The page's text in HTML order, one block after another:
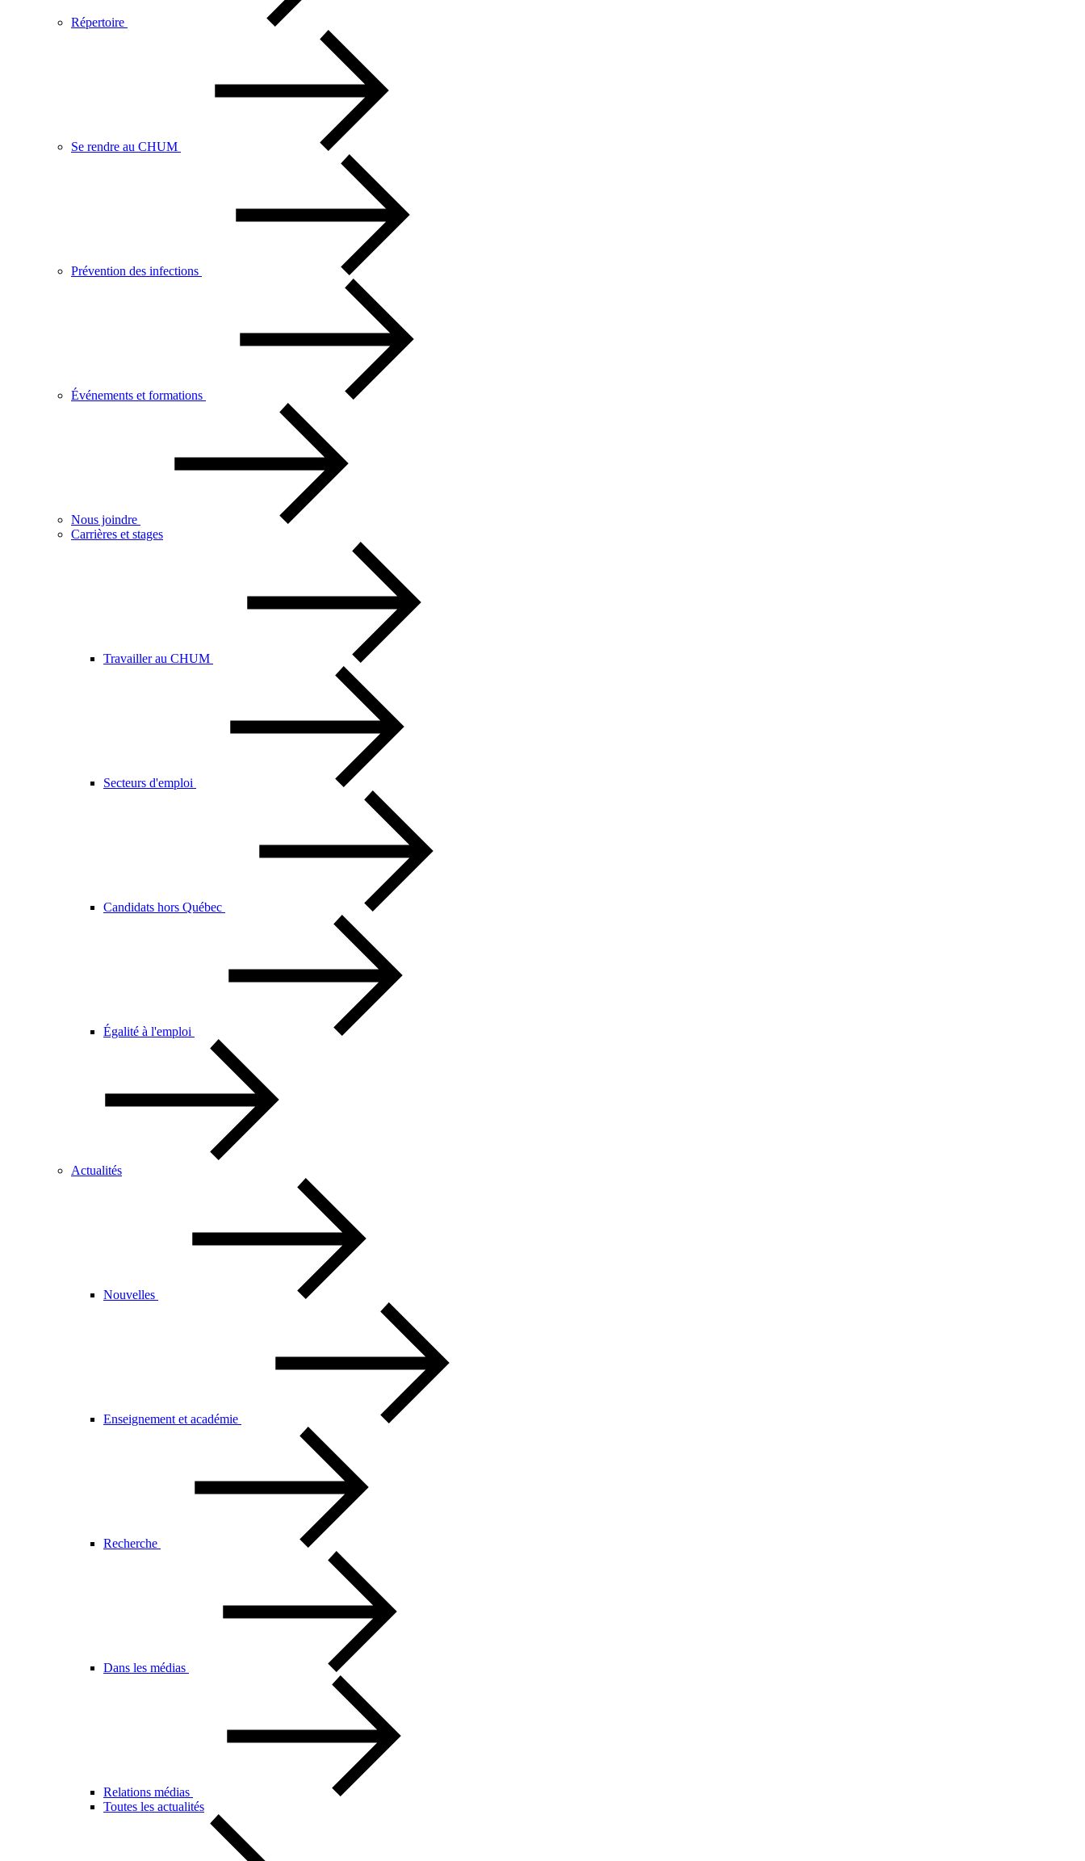
Répertoire
Se rendre au CHUM
Prévention des infections
Événements et formations
Nous joindre
Carrières et stages
Travailler au CHUM
Secteurs d'emploi
Candidats hors Québec
Égalité à l'emploi
Actualités
Nouvelles
Enseignement et académie
Recherche
Dans les médias
Relations médias
Toutes les actualités